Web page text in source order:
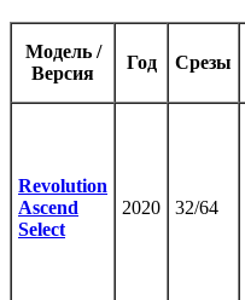
Модель /
Версия
Год Срезы
Revolution
Ascend
Select
2020 32/64